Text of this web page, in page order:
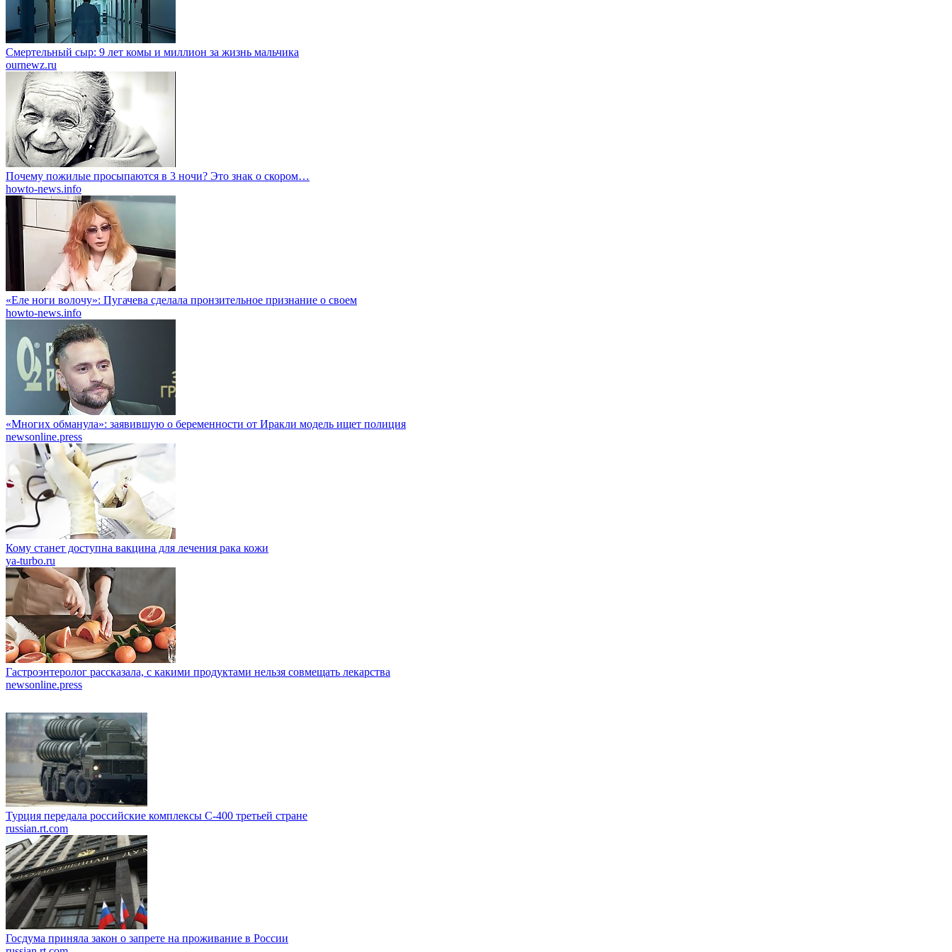
Смертельный сыр: 9 лет комы и миллион за жизнь мальчика
ournewz.ru
Почему пожилые просыпаются в 3 ночи? Это знак о скором…
howto-news.info
«Еле ноги волочу»: Пугачева сделала пронзительное признание о своем
howto-news.info
«Многих обманула»: заявившую о беременности от Иракли модель ищет полиция
newsonline.press
Кому станет доступна вакцина для лечения рака кожи
ya-turbo.ru
Гастроэнтеролог рассказала, с какими продуктами нельзя совмещать лекарства
newsonline.press
Турция передала российские комплексы С-400 третьей стране
russian.rt.com
Госдума приняла закон о запрете на проживание в России